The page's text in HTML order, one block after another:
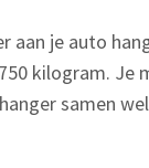
aan je auto
kilogram. Je
samen